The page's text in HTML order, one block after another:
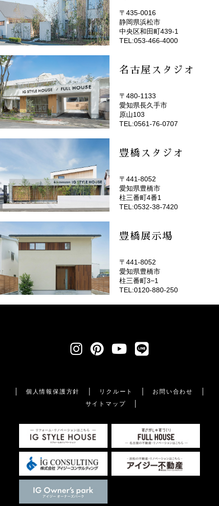
(EMOTOP浜松)
〒435-0016
静岡県浜松市
中央区和田町439-1
TEL:053-466-4000
名古屋スタジオ
(EMOTOP名古屋)
〒480-1133
愛知県長久手市
原山103
TEL:0561-76-0707
豊橋スタジオ
(EMOTOP豊橋)
〒441-8052
愛知県豊橋市
柱三番町4番1
TEL:0532-38-7420
豊橋展示場
〒441-8052
愛知県豊橋市
柱三番町3−1
TEL:0120-880-250
個人情報保護方針 リクルート
お問い合わせ
サイトマップ